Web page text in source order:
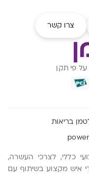
צרו קשר
פי תקן
בריאות
כללי, לצרכי העשרה,
איש מקצוע בשיתוף עם